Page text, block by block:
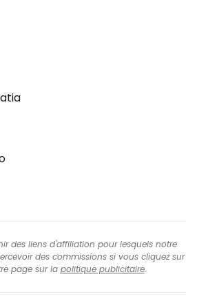
des liens d'affiliation pour lesquels notre
des commissions si vous cliquez sur
page sur la politique publicitaire.